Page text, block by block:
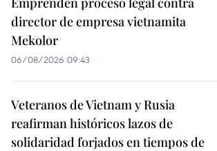
director de empresa vietnamita
Mekolor
06/08/2026 09:43
Veteranos de Vietnam y Rusia
reafirman históricos lazos de
solidaridad forjados en tiempos de